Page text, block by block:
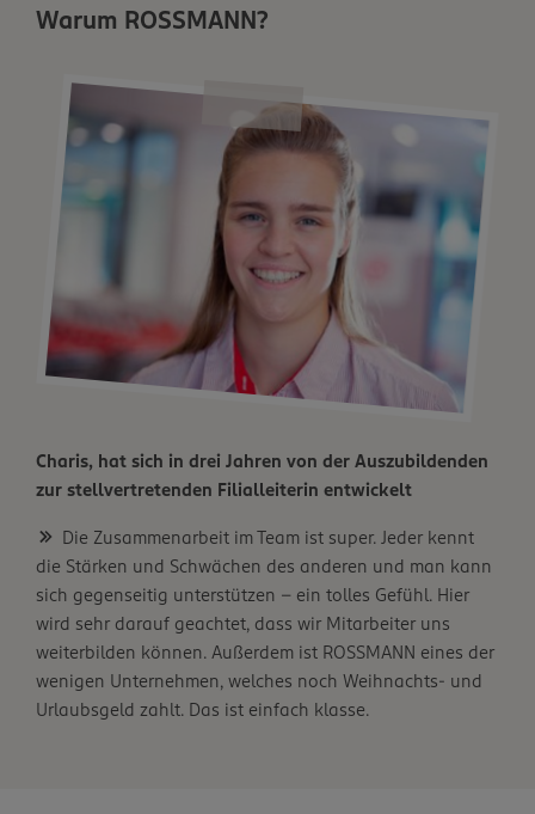
Warum ROSSMANN?
Charis, hat sich in drei Jahren von der Auszubildenden
zur stellvertretenden Filialleiterin entwickelt
Die Zusammenarbeit im Team ist super. Jeder kennt
die Stärken und Schwächen des anderen und man kann
sich gegenseitig unterstützen – ein tolles Gefühl. Hier
wird sehr darauf geachtet, dass wir Mitarbeiter uns
weiterbilden können. Außerdem ist ROSSMANN eines der
wenigen Unternehmen, welches noch Weihnachts- und
Urlaubsgeld zahlt. Das ist einfach klasse.